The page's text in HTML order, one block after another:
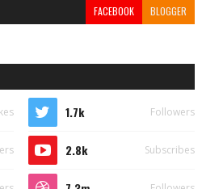
FACEBOOK BLOGGER
1.7k Followers
2.8k Subscribes